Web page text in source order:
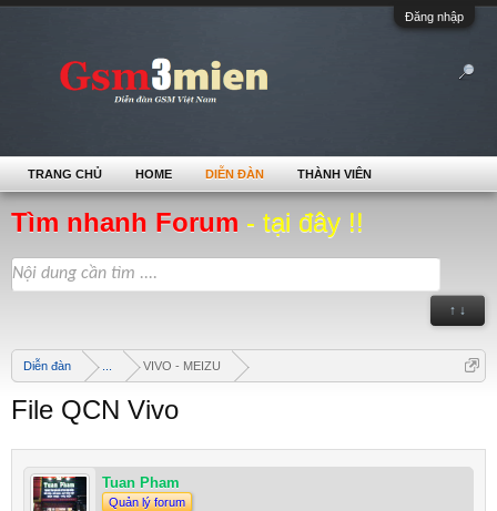
Đăng nhập
Tìm nhanh Forum - tại đây !!
↑ ↓
Diễn đàn VIVO - MEIZU
File QCN Vivo
Tuan Pham
Quản lý forum
TRANG CHỦ HOME DIỄN ĐÀN THÀNH VIÊN